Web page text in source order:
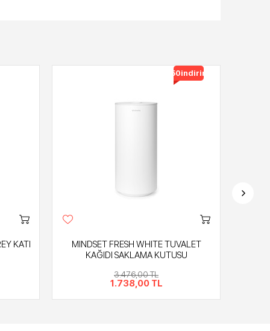
KATI
%50indirimli
MINDSET FRESH WHITE TUVALET
KAĞIDI SAKLAMA KUTUSU
3.476,00 TL
1.738,00 TL